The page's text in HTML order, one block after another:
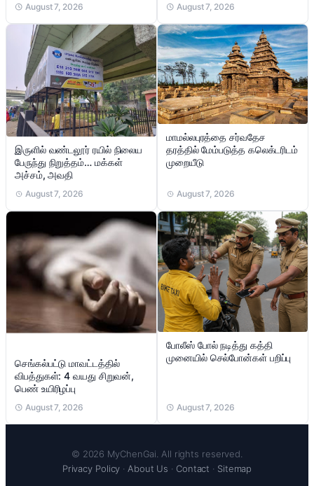
August 7, 2026 August 7, 2026
இருளில் வண்டலூர் ரயில் நிலைய
பேருந்து நிறுத்தம்… மக்கள்
அச்சம், அவதி
August 7, 2026
மாமல்லபுரத்தை சர்வதேச
தரத்தில் மேம்படுத்த கலெக்டரிடம்
முறையீடு
August 7, 2026
செங்கல்பட்டு மாவட்டத்தில்
விபத்துகள்: 4 வயது சிறுவன்,
பெண் உயிரிழப்பு
August 7, 2026
போலீஸ் போல் நடித்து கத்தி
முனையில் செல்போன்கள் பறிப்பு
August 7, 2026
© 2026 MyChenGai. All rights reserved.
Privacy Policy · About Us · Contact · Sitemap